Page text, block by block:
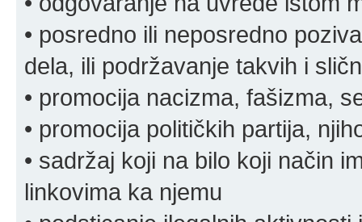
• posredno ili neposredno
dela, ili podržavanje takvih i
• promocija nacizma, fašizma,
• promocija političkih partija,
• sadržaj koji na bilo koji način
linkovima ka njemu